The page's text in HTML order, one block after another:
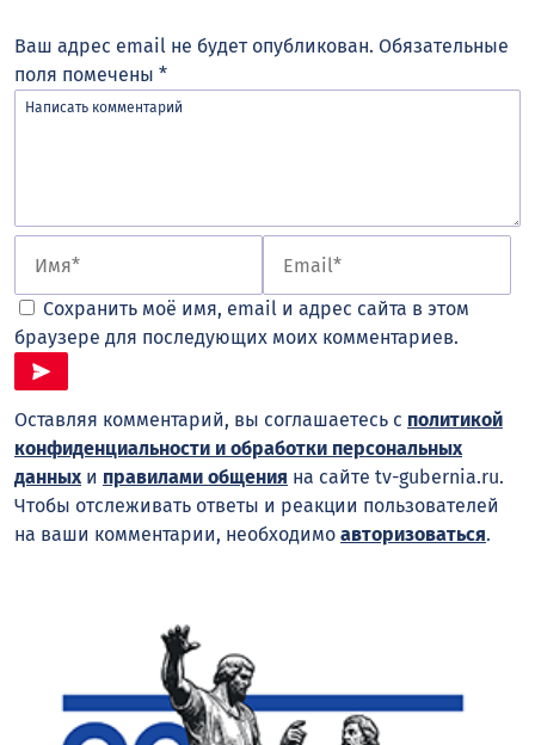
Ваш адрес email не будет опубликован. Обязательные
поля помечены *
Сохранить моё имя, email и адрес сайта в этом
браузере для последующих моих комментариев.
Оставляя комментарий, вы соглашаетесь с политикой
конфиденциальности и обработки персональных
данныхи правилами общения на сайте tv-gubernia.ru.
Чтобы отслеживать ответы и реакции пользователей
на ваши комментарии, необходимо авторизоваться.